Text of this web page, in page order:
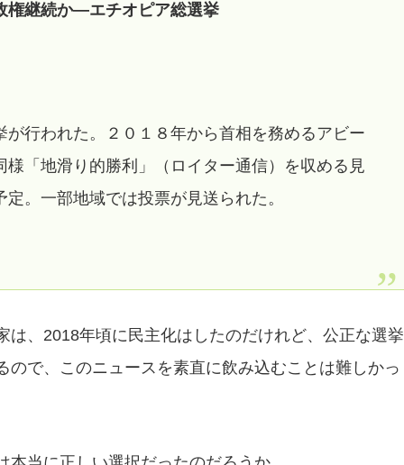
継続か―エチオピア総選挙
行われた。２０１８年から首相を務めるアビー
「地滑り的勝利」（ロイター通信）を収める見
。一部地域では投票が見送られた。
は、2018年頃に民主化はしたのだけれど、公正な選挙
で、このニュースを素直に飲み込むことは難しかっ